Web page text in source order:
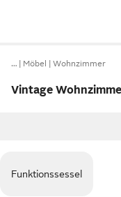
… Möbel Wohnzimmer
Vintage
Funktionssessel